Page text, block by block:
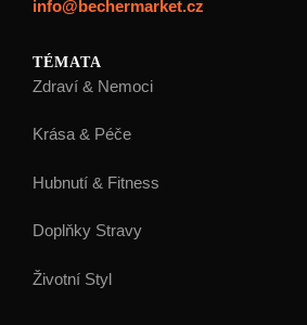
info@bechermarket.cz
TÉMATA
Zdraví & Nemoci
Krása & Péče
Hubnutí & Fitness
Doplňky Stravy
Životní Styl